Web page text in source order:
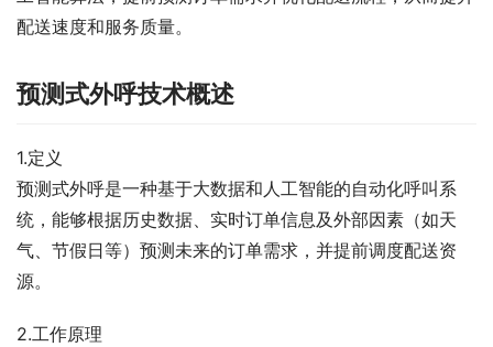
配送速度和服务质量。
预测式外呼技术概述
1.定义
预测式外呼是一种基于大数据和人工智能的自动化呼叫系
统，能够根据历史数据、实时订单信息及外部因素（如天
气、节假日等）预测未来的订单需求，并提前调度配送资
源。
2.工作原理